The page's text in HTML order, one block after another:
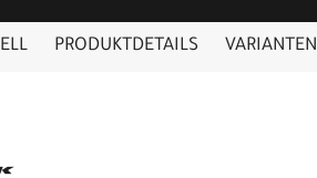
PRODUKTDETAILS VARIANTEN